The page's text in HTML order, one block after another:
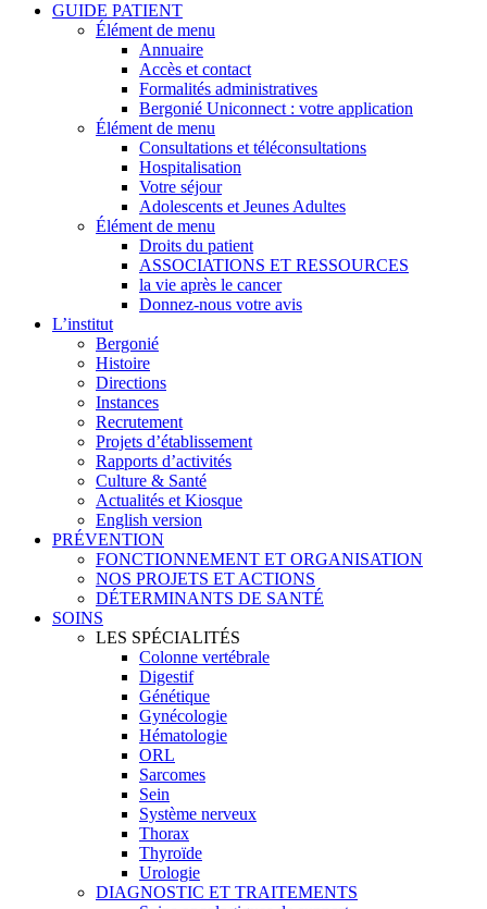
GUIDE PATIENT
Élément de menu
Annuaire
Accès et contact
Formalités administratives
Bergonié Uniconnect : votre application
Élément de menu
Consultations et téléconsultations
Hospitalisation
Votre séjour
Adolescents et Jeunes Adultes
Élément de menu
Droits du patient
ASSOCIATIONS ET RESSOURCES
la vie après le cancer
Donnez-nous votre avis
L’institut
Bergonié
Histoire
Directions
Instances
Recrutement
Projets d’établissement
Rapports d’activités
Culture & Santé
Actualités et Kiosque
English version
PRÉVENTION
FONCTIONNEMENT ET ORGANISATION
NOS PROJETS ET ACTIONS
DÉTERMINANTS DE SANTÉ
SOINS
LES SPÉCIALITÉS
Colonne vertébrale
Digestif
Génétique
Gynécologie
Hématologie
ORL
Sarcomes
Sein
Système nerveux
Thorax
Thyroïde
Urologie
DIAGNOSTIC ET TRAITEMENTS